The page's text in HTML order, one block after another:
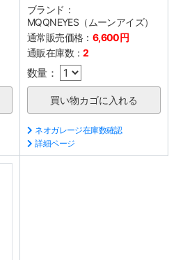
ブランド：
MQQNEYES（ムーンアイズ）
通常販売価格： 6,600円
通販在庫数：2
数量：
ネオガレージ在庫数確認
詳細ページ